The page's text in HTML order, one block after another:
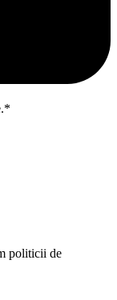
*
politicii de